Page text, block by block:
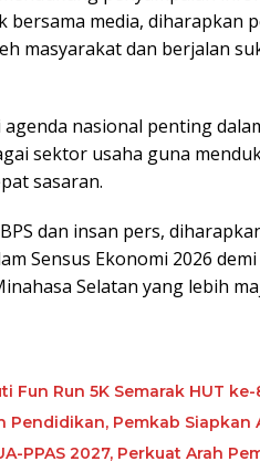
media, diharapkan
masyarakat dan berjalan
nasional penting
sektor usaha guna
sasaran.
dan insan pers,
Sensus Ekonomi 2026
Selatan yang lebih
Run 5K Semarak HUT ke-
Pendidikan, Pemkab Siapkan
PPAS 2027, Perkuat Arah